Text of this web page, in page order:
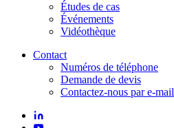
Études de cas
Événements
Vidéothèque
Contact
Numéros de téléphone
Demande de devis
Contactez-nous par e-mail